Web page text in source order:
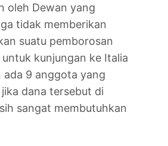
oleh Dewan yang
tidak memberikan
suatu pemborosan
kunjungan ke Italia
9 anggota yang
dana tersebut di
sangat membutuhkan